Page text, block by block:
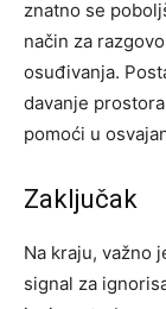
znatno se
način za
osuđivanja.
davanje
pomoći u
Zaključak
Na kraju, važno
signal za